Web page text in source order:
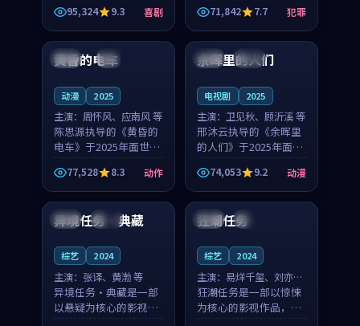
母女情深的人物心境共
同构筑了影片基调。顾
予安、戚南柯用细腻的
表演撑起整部喜剧电
95,324 9.3 喜剧
异国相遇的人物心境共
同构筑了影片基调。山
下凉太、沈知韵用细腻
的表演撑起整部犯罪
71,842 7.7 犯罪
日本 4K
黄昏的电车
动漫 2025
主演： 周怀风、应南风 等
陈思源执导的《黄昏的
电车》于2025年面世，
日本的城市气质与渔村
故事的人物心境共同构
筑了影片基调。周怀
风、应南风用细腻的表
演撑起整部动作电影，
77,528 8.3 动作
泰国 完结
余晖里的人们
电视剧 2025
主演： 卫见秋、顾沂溪 等
邢沐云执导的《余晖里
的人们》于2025年面
世，泰国的城市气质与
小镇生活的人物心境共
同构筑了影片基调。卫
见秋、顾沂溪用细腻的
表演撑起整部动漫电
74,053 9.2 动漫
泰国 院线
异境任务·典藏
综艺 2024
主演： 张译、黄渤 等
异境任务·典藏是一部
以悬疑为核心的影视作
品，围绕危机、反转与
韩国 杜比
狂潮任务
综艺 2024
主演： 易烊千玺、刘亦菲
等
狂潮任务是一部以惊悚
为核心的影视作品，围
绕危机、反转与人物成